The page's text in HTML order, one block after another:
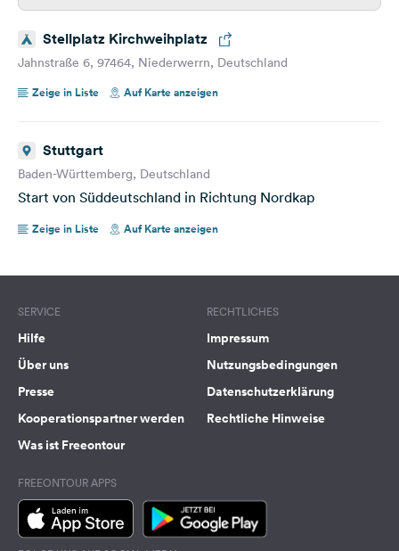
Stellplatz Kirchweihplatz
Jahnstraße 6, 97464, Niederwerrn, Deutschland
Zeige in Liste
Auf Karte anzeigen
Stuttgart
Baden-Württemberg, Deutschland
Start von Süddeutschland in Richtung Nordkap
Zeige in Liste Auf Karte anzeigen
SERVICE
Hilfe
Über uns
Presse
Kooperationspartner werden
Was ist Freeontour
RECHTLICHES
Impressum
Nutzungsbedingungen
Datenschutzerklärung
Rechtliche Hinweise
FREEONTOUR APPS